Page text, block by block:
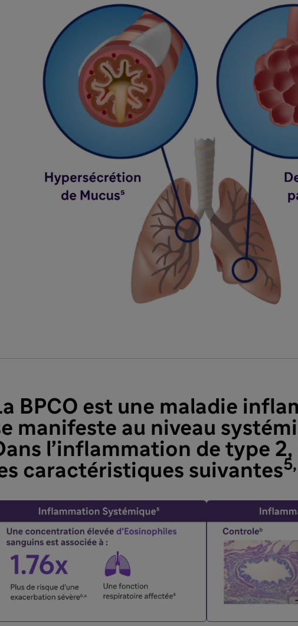
BPCO est une maladie
manifeste au niveau
l’inflammation de type
caractéristiques suivantes